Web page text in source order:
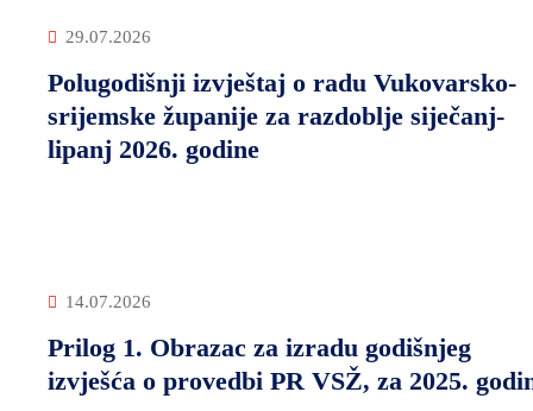
29.07.2026
Polugodišnji izvještaj o radu Vukovarsko-
srijemske županije za razdoblje siječanj-
lipanj 2026. godine
14.07.2026
Prilog 1. Obrazac za izradu godišnjeg
izvješća o provedbi PR VSŽ, za 2025.